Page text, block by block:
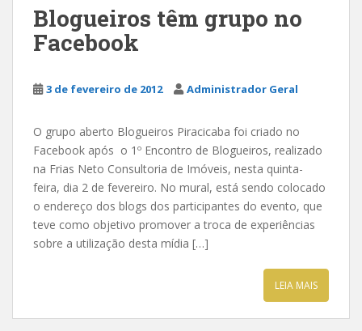
Blogueiros têm grupo no
Facebook
3 de fevereiro de 2012 Administrador Geral
O grupo aberto Blogueiros Piracicaba foi criado no
Facebook após o 1º Encontro de Blogueiros, realizado
na Frias Neto Consultoria de Imóveis, nesta quinta-
feira, dia 2 de fevereiro. No mural, está sendo colocado
o endereço dos blogs dos participantes do evento, que
teve como objetivo promover a troca de experiências
sobre a utilização desta mídia […]
LEIA MAIS